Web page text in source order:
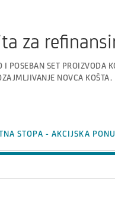
za
SET PROIZVODA
NOVCA KOŠTA.
STOPA - AKCIJSKA